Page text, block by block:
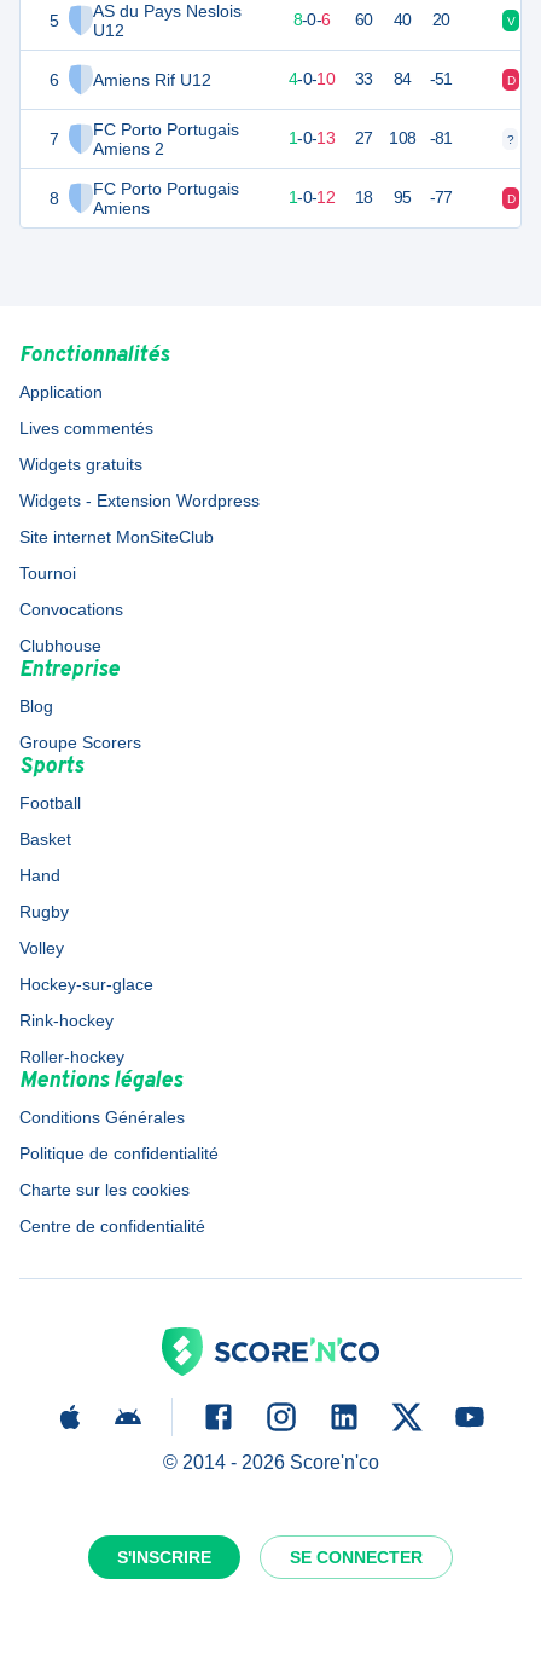
S'INSCRIRE SE CONNECTER
5
AS du Pays Neslois
U12
6 Amiens Rif U12
7
FC Porto Portugais
Amiens 2
8
FC Porto Portugais
Amiens
24 8-0-6 60 40 20 V
4-0-10 33 84 -51 D
3 1-0-13 27 108 -81 ?
2 1-0-12 18 95 -77 D
Fonctionnalités
Application
Lives commentés
Widgets gratuits
Widgets - Extension Wordpress
Site internet MonSiteClub
Tournoi
Convocations
Clubhouse
Entreprise
Blog
Groupe Scorers
Sports
Football
Basket
Hand
Rugby
Volley
Hockey-sur-glace
Rink-hockey
Roller-hockey
Mentions légales
Conditions Générales
Politique de confidentialité
Charte sur les cookies
Centre de confidentialité
© 2014 - 2026Score'n'co